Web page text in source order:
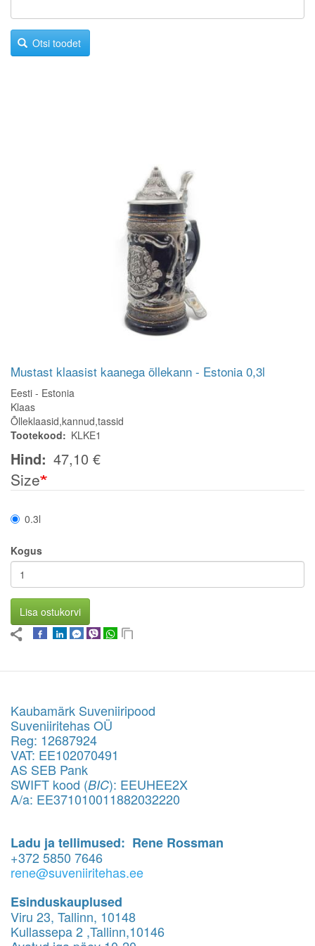
Otsi toodet
Mustast klaasist kaanega õllekann - Estonia 0,3l
Eesti - Estonia
Klaas
Õlleklaasid,kannud,tassid
Tootekood
KLKE1
Hind 47,10 €
Size
0.3l
Kogus
Lisa ostukorvi
Kaubamärk Suveniiripood
Suveniiritehas OÜ
Reg: 12687924
VAT: EE102070491
AS SEB Pank
SWIFT kood (BIC): EEUHEE2X
A/a: EE371010011882032220
Ladu ja tellimused: Rene Rossman
+372 5850 7646
rene@suveniiritehas.ee
Esinduskauplused
Viru 23, Tallinn, 10148
Kullassepa 2 ,Tallinn,10146